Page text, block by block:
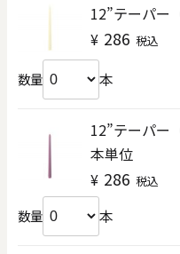
12”テーパ
¥ 286 税込
数量 本
12”テーパ
本単位
¥ 286 税込
数量 本